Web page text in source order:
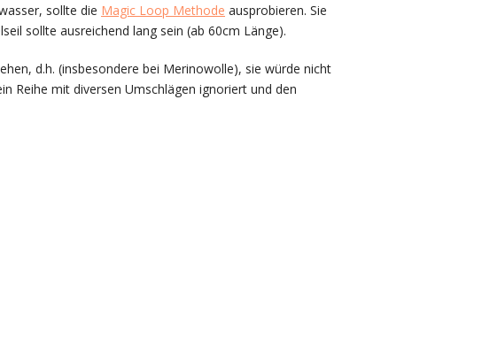
sollte die Magic Loop Methode ausprobieren. Sie
sollte ausreichend lang sein (ab 60cm Länge).
d.h. (insbesondere bei Merinowolle), sie würde nicht
Reihe mit diversen Umschlägen ignoriert und den